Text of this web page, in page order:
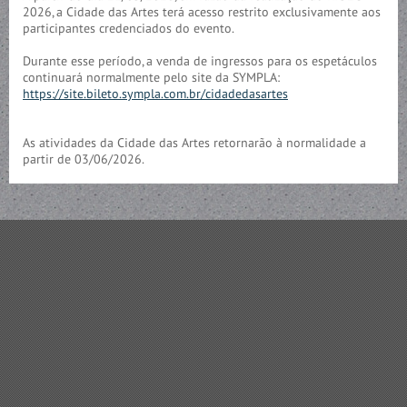
2026, a Cidade das Artes terá acesso restrito exclusivamente aos
participantes credenciados do evento.
Durante esse período, a venda de ingressos para os espetáculos
continuará normalmente pelo site da SYMPLA:
https://site.bileto.sympla.com.br/cidadedasartes
As atividades da Cidade das Artes retornarão à normalidade a
partir de 03/06/2026.